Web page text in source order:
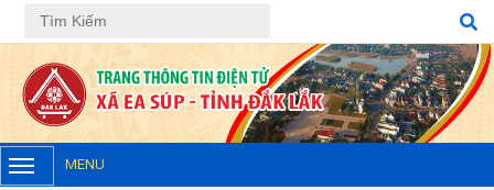
MENU